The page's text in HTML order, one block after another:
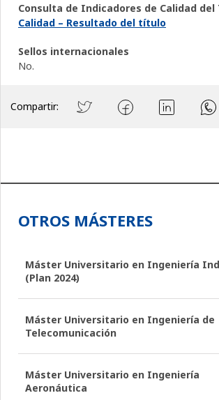
Consulta de Indicadores de Calidad del
Calidad – Resultado del título
Sellos internacionales
No.
Compartir:
OTROS MÁSTERES
Máster Universitario en Ingeniería
(Plan 2024)
Máster Universitario en Ingeniería de
Telecomunicación
Máster Universitario en Ingeniería
Aeronáutica